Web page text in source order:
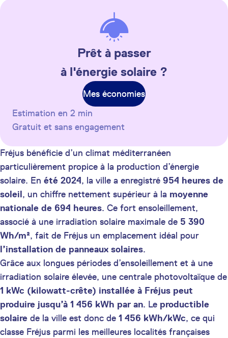
Prêt à passer
à l'énergie solaire ?
Mes économies
Estimation en 2 min
Gratuit et sans engagement
Fréjus bénéficie d’un climat méditerranéen
particulièrement propice à la production d’énergie
solaire. En été 2024, la ville a enregistré 954 heures de
soleil, un chiffre nettement supérieur à la moyenne
nationale de 694 heures. Ce fort ensoleillement,
associé à une irradiation solaire maximale de 5 390
Wh/m², fait de Fréjus un emplacement idéal pour
l’installation de panneaux solaires.
Grâce aux longues périodes d’ensoleillement et à une
irradiation solaire élevée, une centrale photovoltaïque de
1 kWc (kilowatt-crête) installée à Fréjus peut
produire jusqu’à 1 456 kWh par an. Le productible
solaire de la ville est donc de 1 456 kWh/kWc, ce qui
classe Fréjus parmi les meilleures localités françaises